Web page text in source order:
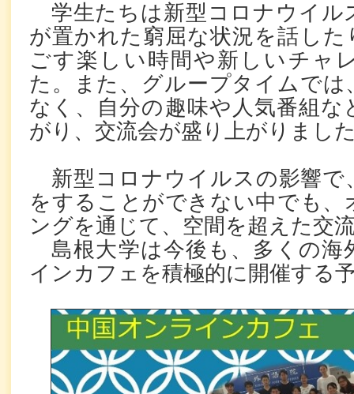
学生たちは新型コロナウイル
が置かれた窮屈な状況を話した
ごす楽しい時間や新しいチャ
た。また、グループタイムでは
なく、自分の趣味や人気番組な
がり、交流会が盛り上がりまし
新型コロナウイルスの影響で
をすることができない中でも
ングを通じて、空間を超えた交
島根大学は今後も、多くの海
インカフェを積極的に開催する